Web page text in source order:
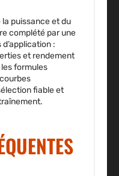
puissance et du
complété par une
:
et rendement
formules
fiable et